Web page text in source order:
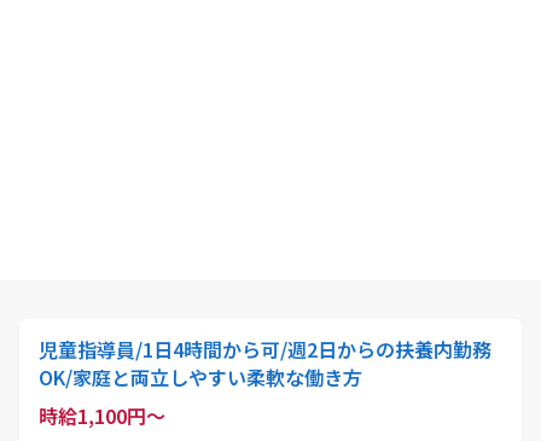
児童指導員/1日4時間から可/週2日からの扶養内勤務
OK/家庭と両立しやすい柔軟な働き方
時給1,100円～